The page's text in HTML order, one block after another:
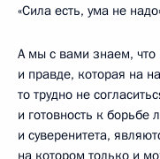
«Сила есть, ума не
А мы с вами знаем, что
и правде, которая на
то трудно не
и готовность к борьбе
и суверенитета,
на котором только и